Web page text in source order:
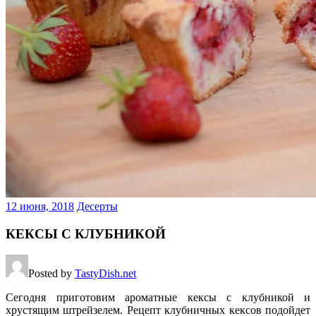
12 июня, 2018 Десерты
КЕКСЫ С КЛУБНИКОЙ
Posted by TastyDish.net
Сегодня приготовим ароматные кексы с клубникой и
хрустящим штрейзелем. Рецепт клубничных кексов подойдет